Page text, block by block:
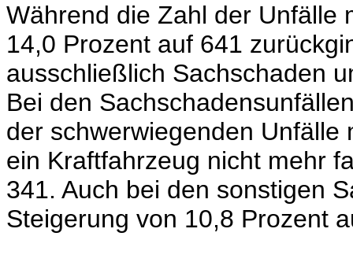
Während die Zahl der Unfälle
14,0 Prozent auf 641
ausschließlich Sachschaden
Bei den
der schwerwiegenden
ein Kraftfahrzeug nicht mehr
341. Auch bei den sonstigen
Steigerung von 10,8 Prozent